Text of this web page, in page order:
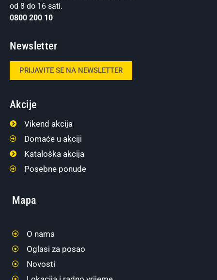
od 8 do 16 sati.
0800 200 10
Newsletter
PRIJAVITE SE NA NEWSLETTER
Akcije
Vikend akcija
Domaće u akciji
Kataloška akcija
Posebne ponude
Mapa
O nama
Oglasi za posao
Novosti